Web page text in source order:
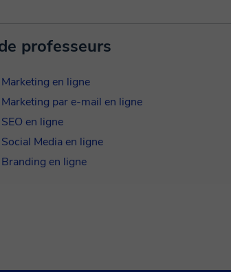
professeurs
en ligne
par e-mail en ligne
en ligne
Media en ligne
en ligne